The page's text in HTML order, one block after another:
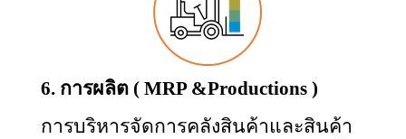
6. การผลิต ( MRP &Productions )
การบริหารจัดการคลังสินค้าและสินค้า